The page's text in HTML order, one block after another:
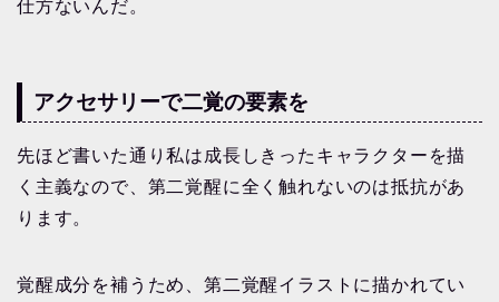
仕方ないんだ。
アクセサリーで二覚の要素を
先ほど書いた通り私は成長しきったキャラクターを描
く主義なので、第二覚醒に全く触れないのは抵抗があ
ります。
覚醒成分を補うため、第二覚醒イラストに描かれてい